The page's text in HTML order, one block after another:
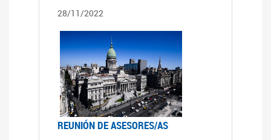
28/11/2022
REUNIÓN DE ASESORES/AS